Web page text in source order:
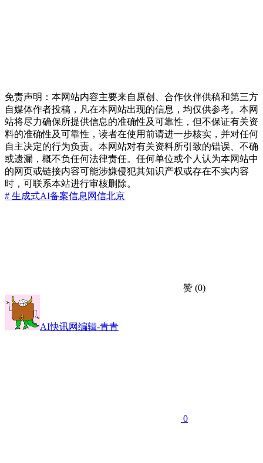
免责声明：本网站内容主要来自原创、合作伙伴供稿和第三方
自媒体作者投稿，凡在本网站出现的信息，均仅供参考。本网
站将尽力确保所提供信息的准确性及可靠性，但不保证有关资
料的准确性及可靠性，读者在使用前请进一步核实，并对任何
自主决定的行为负责。本网站对有关资料所引致的错误、不确
或遗漏，概不负任何法律责任。任何单位或个人认为本网站中
的网页或链接内容可能涉嫌侵犯其知识产权或存在不实内容
时，可联系本站进行审核删除。
# 生成式AI备案信息 网信北京
赞 (0)
AI快讯网编辑-青青
0